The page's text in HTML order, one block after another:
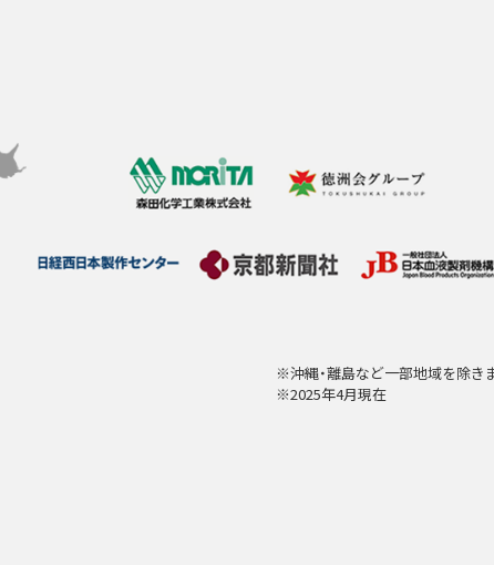
※沖縄・離島など一部地域を除き
※2025年4月現在